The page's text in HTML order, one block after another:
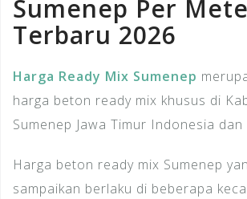
Sumenep Per
Terbaru 2026
Harga Ready Mix Sumenep
harga beton ready mix khusus di
Sumenep Jawa Timur Indonesia
Harga beton ready mix Sumenep
sampaikan berlaku di beberapa